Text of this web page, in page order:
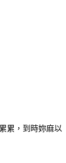
累，到時妳麻以